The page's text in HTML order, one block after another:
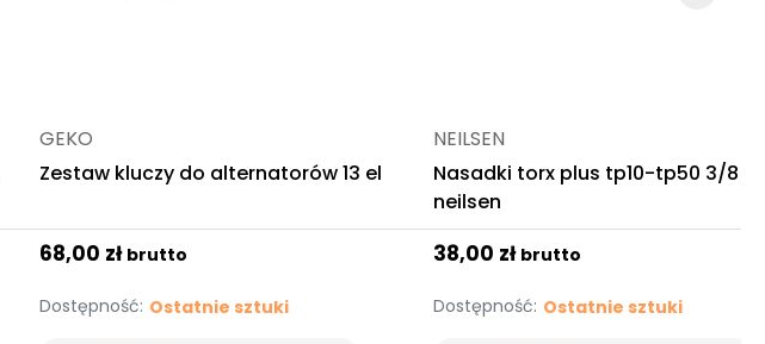
GEKO
Zestaw kluczy do alternatorów 13 el
68,00 zł brutto
Dostępność: Ostatnie sztuki
NEILSEN
Nasadki torx plus tp10-tp50 3/8
neilsen
38,00 zł brutto
Dostępność: Ostatnie sztuki